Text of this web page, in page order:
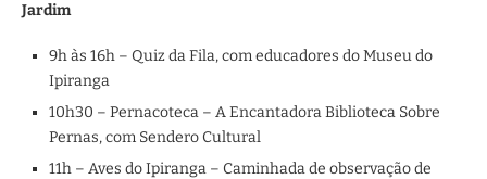
Jardim
9h às 16h – Quiz da Fila, com educadores do Museu do
Ipiranga
10h30 – Pernacoteca – A Encantadora Biblioteca Sobre
Pernas, com Sendero Cultural
11h – Aves do Ipiranga – Caminhada de observação de